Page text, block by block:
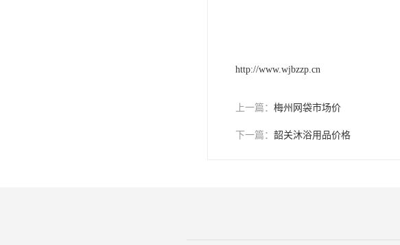
http://www.wjbzzp.cn
上一篇： 梅州网袋市场价
下一篇： 韶关沐浴用品价格